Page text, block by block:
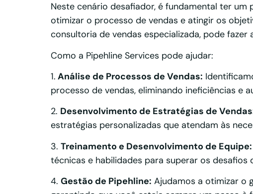
Neste cenário desafiador, é fundamental ter
otimizar o processo de vendas e atingir os
consultoria de vendas especializada, pode fazer
Como a Pipehline Services pode ajudar:
1. Análise de Processos de Vendas:
processo de vendas, eliminando ineficiências e
2. Desenvolvimento de Estratégias de
estratégias personalizadas que atendam às
3. Treinamento e Desenvolvimento de Equipe:
técnicas e habilidades para superar os desafios
4. Gestão de Pipehline: Ajudamos a otimizar o